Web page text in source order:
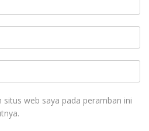
situs web saya pada peramban ini